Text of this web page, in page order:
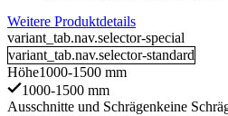
Weitere Produktdetails
variant_tab.nav.selector-special
variant_tab.nav.selector-standard
Höhe1000-1500 mm
1000-1500 mm
Ausschnitte und Schrägenkeine